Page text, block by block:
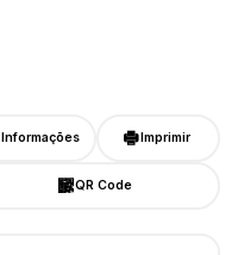
Informações Imprimir
QR Code